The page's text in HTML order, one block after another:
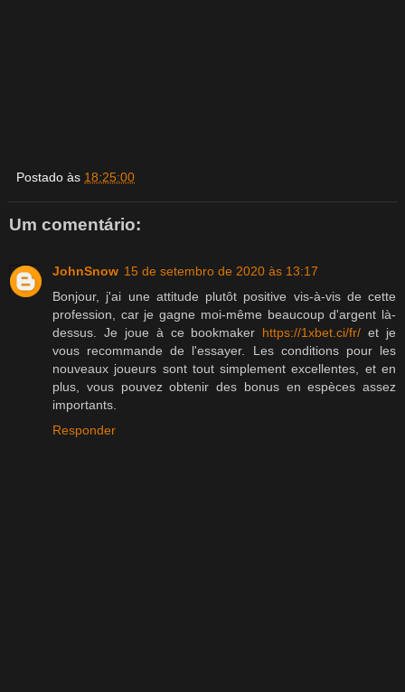
Postado às 18:25:00
Um comentário:
JohnSnow 15 de setembro de 2020 às 13:17
Bonjour, j'ai une attitude plutôt positive vis-à-vis de cette
profession, car je gagne moi-même beaucoup d'argent là-
dessus. Je joue à ce bookmaker https://1xbet.ci/fr/ et je
vous recommande de l'essayer. Les conditions pour les
nouveaux joueurs sont tout simplement excellentes, et en
plus, vous pouvez obtenir des bonus en espèces assez
importants.
Responder